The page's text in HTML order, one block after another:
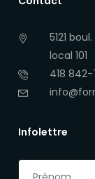
5121
local 101
418 842-
Infolettre